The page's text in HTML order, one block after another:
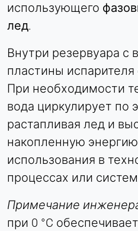
использующего
лед.
Внутри резервуара с
пластины
При необходимости
вода циркулирует по
растапливая лед и
накопленную
использования в
процессах или
Примечание
при 0 °C
Purpose:
Cookie duration:
Постоянный
Hotjar
Name:
hjSession#,
Provider:
Hotjar Ltd.
Purpose: